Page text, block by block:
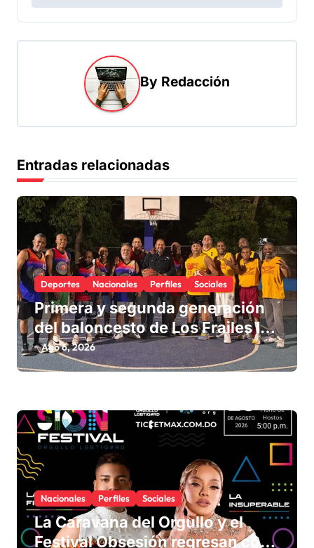
a
c
e
e
n
t
r
a
d
a
s
By Redacción
Entradas relacionadas
Deportes Nacionales Perfiles Sociales
Primera y segunda generación
del baloncesto de Los Frailes I
fortalecen la hermandad en
histórico reencuentro
Ago 6, 2026
Nacionales Perfiles Sociales
La Caravana del Orgullo y el
Festival Obsesión regresan con